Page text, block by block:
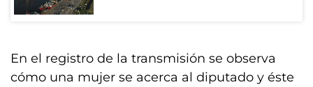
En el registro de la transmisión se observa
cómo una mujer se acerca al diputado y éste